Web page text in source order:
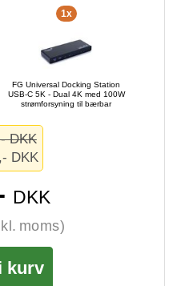
1x
FG Universal Docking Station
USB-C 5K - Dual 4K med 100W
strømforsyning til bærbar
DKK
DKK
DKK
moms)
kurv